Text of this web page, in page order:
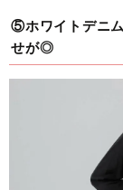
⑤ホワイトデニ
せが◎